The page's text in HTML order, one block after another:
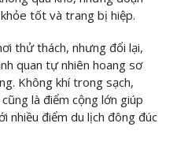
tốt và trang bị hiệp.
thử thách, nhưng đổi lại,
quan tự nhiên hoang sơ
Không khí trong sạch,
là điểm cộng lớn giúp
nhiều điểm du lịch đông đúc